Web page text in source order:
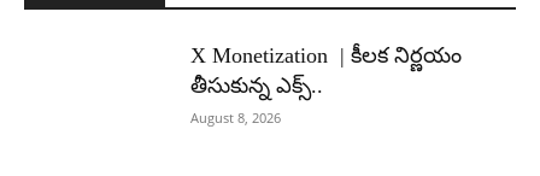
X Monetization | కీలక నిర్ణయం
తీసుకున్న ఎక్స్..
August 8, 2026